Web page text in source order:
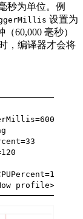
秒为单位。例
设置为
60,000 毫秒）
，编译器才会将
profile>